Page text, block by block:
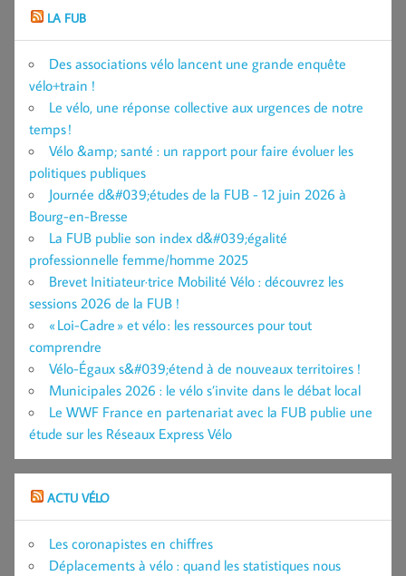
LA FUB
Des associations vélo lancent une grande enquête
vélo+train !
Le vélo, une réponse collective aux urgences de notre
temps !
Vélo &amp; santé : un rapport pour faire évoluer les
politiques publiques
Journée d&#039;études de la FUB - 12 juin 2026 à
Bourg-en-Bresse
La FUB publie son index d&#039;égalité
professionnelle femme/homme 2025
Brevet Initiateur·trice Mobilité Vélo : découvrez les
sessions 2026 de la FUB !
« Loi-Cadre » et vélo : les ressources pour tout
comprendre
Vélo-Égaux s&#039;étend à de nouveaux territoires !
Municipales 2026 : le vélo s’invite dans le débat local
Le WWF France en partenariat avec la FUB publie une
étude sur les Réseaux Express Vélo
ACTU VÉLO
Les coronapistes en chiffres
Déplacements à vélo : quand les statistiques nous